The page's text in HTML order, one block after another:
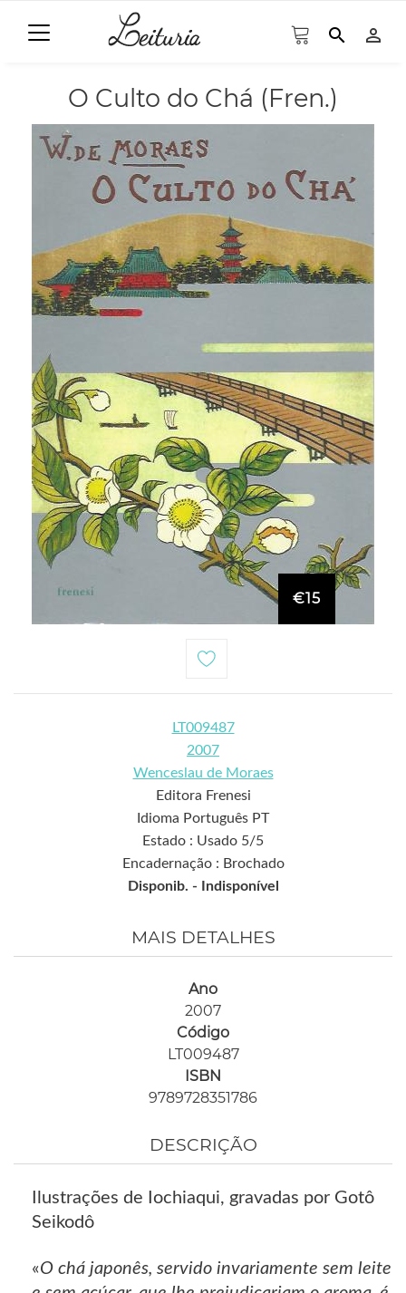
search person_outline
O Culto do Chá (Fren.)
€15
LT009487
2007
Wenceslau de Moraes
Editora Frenesi
Idioma Português PT
Estado : Usado 5/5
Encadernação : Brochado
Disponib. -
Indisponível
MAIS DETALHES
Ano
2007
Código
LT009487
ISBN
9789728351786
DESCRIÇÃO
Ilustrações de Iochiaqui, gravadas por Gotô
Seikodô
«O chá japonês, servido invariamente sem leite